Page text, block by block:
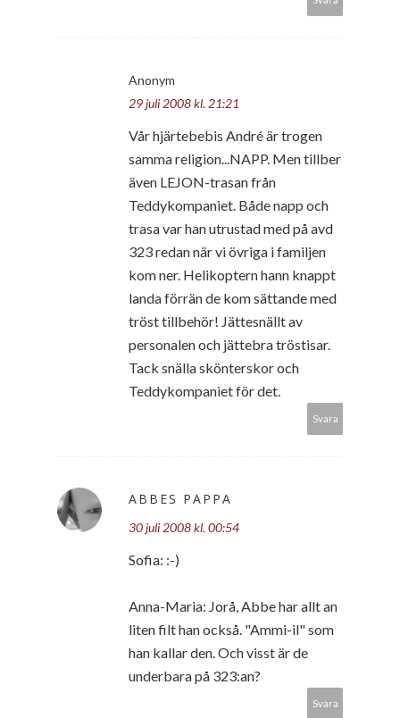
Anonym
29 juli 2008 kl. 21:21
Vår hjärtebebis André är trogen
samma religion...NAPP. Men tillber
även LEJON-trasan från
Teddykompaniet. Både napp och
trasa var han utrustad med på avd
323 redan när vi övriga i familjen
kom ner. Helikoptern hann knappt
landa förrän de kom sättande med
tröst tillbehör! Jättesnällt av
personalen och jättebra tröstisar.
Tack snälla skönterskor och
Teddykompaniet för det.
Svara
ABBES PAPPA
30 juli 2008 kl. 00:54
Sofia: :-)
Anna-Maria: Jorå, Abbe har allt an
liten filt han också. "Ammi-il" som
han kallar den. Och visst är de
underbara på 323:an?
Svara